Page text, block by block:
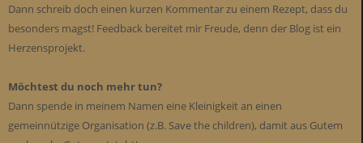
Dann schreib doch einen kurzen Kommentar zu einem Rezept, dass du
besonders magst! Feedback bereitet mir Freude, denn der Blog ist ein
Herzensprojekt.
Möchtest du noch mehr tun?
Dann spende in meinem Namen eine Kleinigkeit an einen
gemeinnützige Organisation (z.B. Save the children), damit aus Gutem